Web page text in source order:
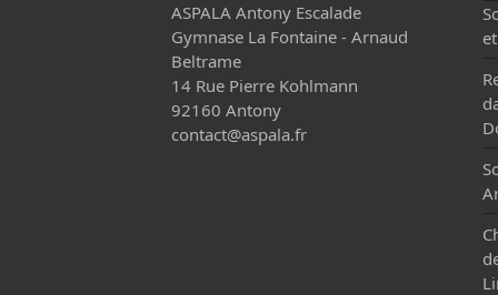
ASPALA Antony Escalade
Gymnase La Fontaine - Arnaud
Beltrame
14 Rue Pierre Kohlmann
92160 Antony
contact@aspala.fr